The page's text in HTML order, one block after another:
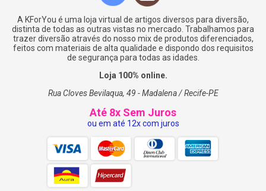
A KForYou é uma loja virtual de artigos diversos para diversão,
distinta de todas as outras vistas no mercado. Trabalhamos para
trazer diversão através do nosso mix de produtos diferenciados,
feitos com materiais de alta qualidade e dispondo dos requisitos
de segurança para todas as idades.
Loja 100% online.
Rua Cloves Bevilaqua, 49 - Madalena / Recife-PE
Até 8x Sem Juros
ou em até 12x com juros